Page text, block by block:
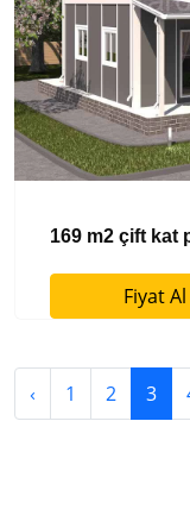
169 m2 çift kat
Fiyat Al
‹ 1 2 3